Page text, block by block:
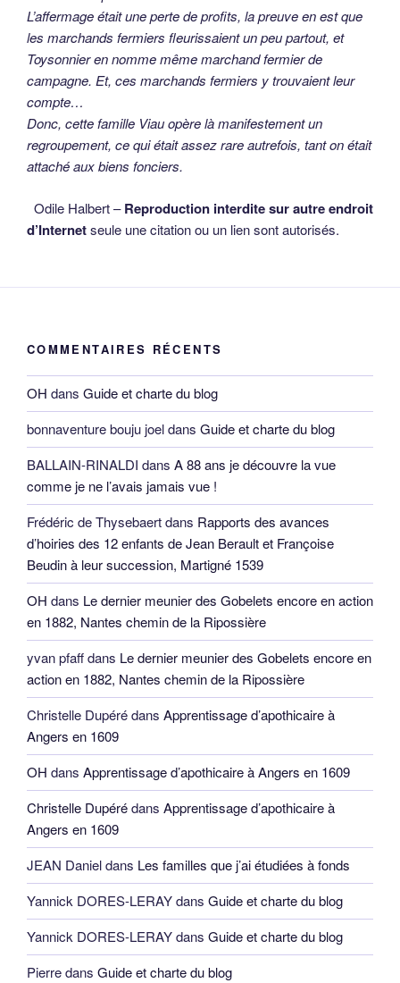
L’affermage était une perte de profits, la preuve en est que
les marchands fermiers fleurissaient un peu partout, et
Toysonnier en nomme même marchand fermier de
campagne. Et, ces marchands fermiers y trouvaient leur
compte…
Donc, cette famille Viau opère là manifestement un
regroupement, ce qui était assez rare autrefois, tant on était
attaché aux biens fonciers.
Odile Halbert –Reproduction interdite sur autre endroit
d’Internetseule une citation ou un lien sont autorisés.
COMMENTAIRES RÉCENTS
OH dans Guide et charte du blog
bonnaventure bouju joeldans Guide et charte du blog
BALLAIN-RINALDI dans A 88 ans je découvre la vue
comme je ne l’avais jamais vue !
Frédéric de Thysebaertdans Rapports des avances
d’hoiries des 12 enfants de Jean Berault et Françoise
Beudin à leur succession, Martigné 1539
OH dans Le dernier meunier des Gobelets encore en action
en 1882, Nantes chemin de la Ripossière
yvan pfaffdans Le dernier meunier des Gobelets encore en
action en 1882, Nantes chemin de la Ripossière
Christelle Dupérédans Apprentissage d’apothicaire à
Angers en 1609
OH dans Apprentissage d’apothicaire à Angers en 1609
Christelle Dupérédans Apprentissage d’apothicaire à
Angers en 1609
JEAN Danieldans Les familles que j’ai étudiées à fonds
Yannick DORES-LERAYdans Guide et charte du blog
Yannick DORES-LERAYdans Guide et charte du blog
Pierredans Guide et charte du blog